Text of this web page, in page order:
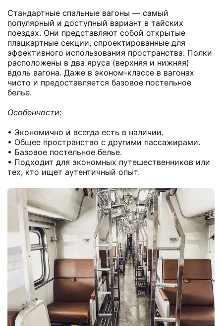
Стандартные спальные вагоны — самый
популярный и доступный вариант в тайских
поездах. Они представляют собой открытые
плацкартные секции, спроектированные для
эффективного использования пространства. Полки
расположены в два яруса (верхняя и нижняя)
вдоль вагона. Даже в эконом-классе в вагонах
чисто и предоставляется базовое постельное
белье.
Особенности:
• Экономично и всегда есть в наличии.
• Общее пространство с другими пассажирами.
• Базовое постельное белье.
• Подходит для экономных путешественников или
тех, кто ищет аутентичный опыт.